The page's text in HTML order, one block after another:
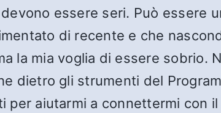
essere seri. Può essere
di recente e che
la mia voglia di essere sobrio.
dietro gli strumenti del
aiutarmi a connettermi con